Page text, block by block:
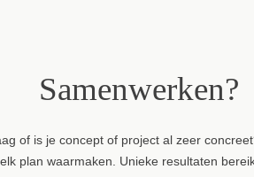
Samenwerken?
of is je concept of project al zeer
plan waarmaken. Unieke resultaten